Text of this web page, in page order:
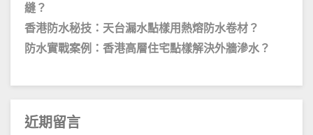
縫？
香港防水秘技：天台漏水點樣用熱熔防水卷材？
防水實戰案例：香港高層住宅點樣解決外牆滲水？
近期留言